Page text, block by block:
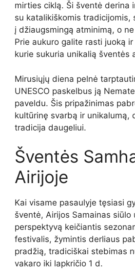
mirties ciklą. Ši šventė derina
su katalikiškomis tradicijomis,
į džiaugsmingą atminimą, o
Prie aukuro galite rasti juoką
kurie sukuria unikalią šventės
Mirusiųjų diena pelnė
UNESCO paskelbus ją
paveldu. Šis pripažinimas
kultūrinę svarbą ir unikalumą,
tradicija daugeliui.
Šventės
Airijoje
Kai visame pasaulyje tęsiasi
šventė, Airijos Samainas siūlo
perspektyvą keičiantis
festivalis, žymintis derliaus
pradžią, tradiciškai stebimas
vakaro iki lapkričio 1 d.